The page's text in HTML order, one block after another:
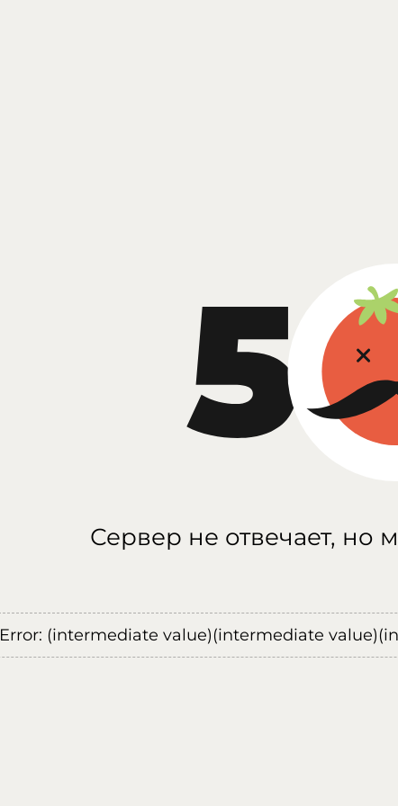
Сервер не отвечает, но
Error: (intermediate value)(intermediate